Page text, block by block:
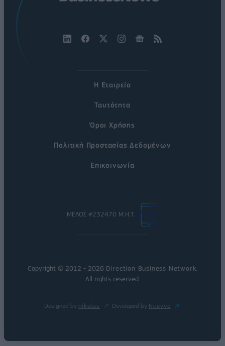
Η Εταιρεία
Ταυτότητα
Όροι Χρήσης
Πολιτική Προστασίας Δεδομένων
Επικοινωνία
ΜΕΛΟΣ #232470 Μ.Η.Τ.
Copyright © 2012 - 2026 Direction Business Network
All rights reserved.
Designed by nikolas Developed by Nuevvo